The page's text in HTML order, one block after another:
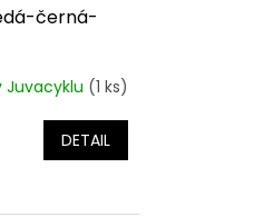
černá-
Juvacyklu (1 ks)
DETAIL